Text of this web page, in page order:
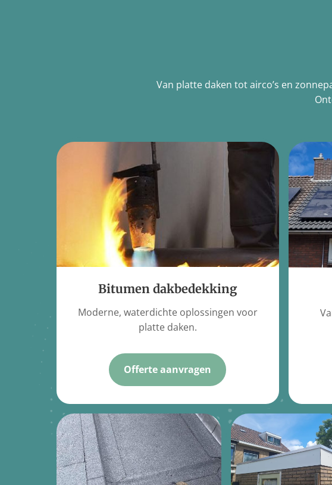
Van platte daken tot airco’s en
Bitumen dakbedekking
Moderne, waterdichte oplossingen voor
platte daken.
Offerte aanvragen